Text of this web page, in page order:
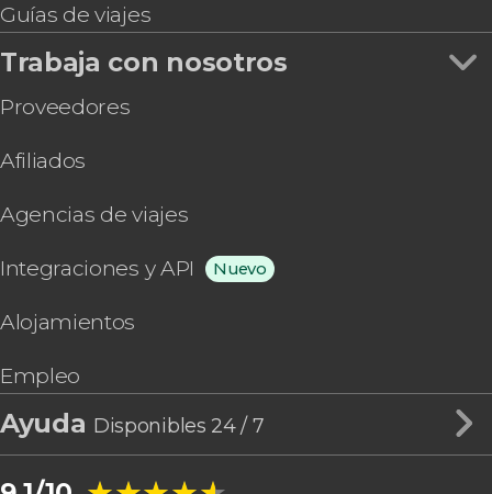
Guías de viajes
Trabaja con nosotros
Proveedores
Afiliados
Agencias de viajes
Integraciones y API Nuevo
Alojamientos
Empleo
Ayuda Disponibles 24 / 7